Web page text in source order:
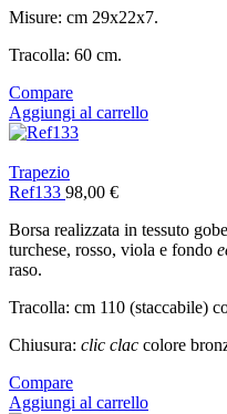
Misure: cm 29x22x7.
Tracolla: 60 cm.
Compare
Aggiungi al carrello
Trapezio
Ref133 98,00 €
Borsa realizzata in tessuto
turchese, rosso, viola e fondo
raso.
Tracolla: cm 110 (staccabile)
Chiusura: clic clac colore
Compare
Aggiungi al carrello